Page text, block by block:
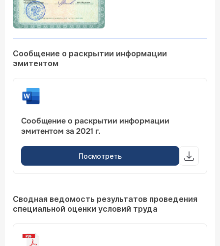
Сообщение о раскрытии информации
эмитентом
Сообщение о раскрытии информации
эмитентом за 2021 г.
Посмотреть
Сводная ведомость результатов проведения
специальной оценки условий труда